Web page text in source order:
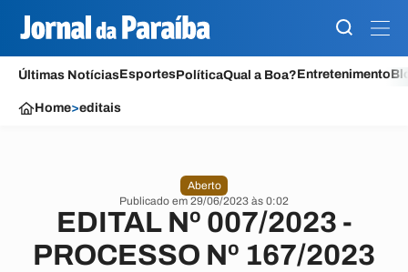
Últimas NotíciasEsportesPolíticaQual a Boa?Entretenimento
Home>editais
Aberto
Publicado em 29/06/2023 às 0:02
EDITAL Nº 007/2023 -
PROCESSO Nº 167/2023